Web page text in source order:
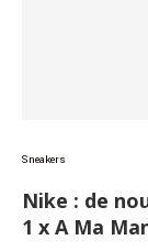
Sneakers
Nike : de
1 x A Ma